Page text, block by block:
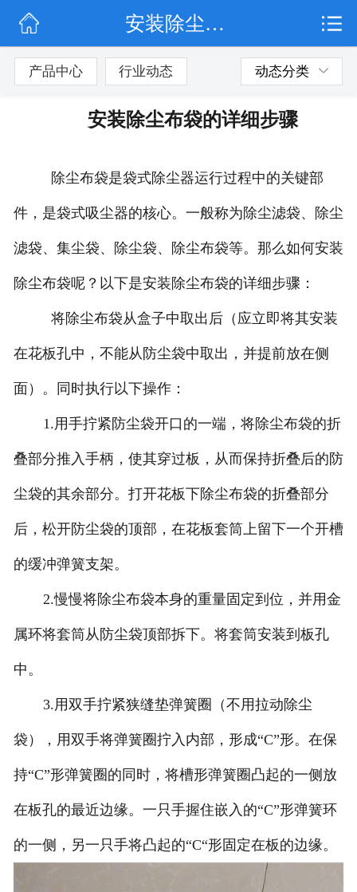
公司简介
联系我们
安装除尘布袋的详细步骤
产品中心 行业动态 动态分类
安装除尘布袋的详细步骤
除尘布袋是袋式除尘器运行过程中的关键部
件，是袋式吸尘器的核心。一般称为除尘滤袋、除尘
滤袋、集尘袋、除尘袋、除尘布袋等。那么如何安装
除尘布袋呢？以下是安装除尘布袋的详细步骤：
将除尘布袋从盒子中取出后（应立即将其安装
在花板孔中，不能从防尘袋中取出，并提前放在侧
面）。同时执行以下操作：
1.用手拧紧防尘袋开口的一端，将除尘布袋的折
叠部分推入手柄，使其穿过板，从而保持折叠后的防
尘袋的其余部分。打开花板下除尘布袋的折叠部分
后，松开防尘袋的顶部，在花板套筒上留下一个开槽
的缓冲弹簧支架。
2.慢慢将除尘布袋本身的重量固定到位，并用金
属环将套筒从防尘袋顶部拆下。将套筒安装到板孔
中。
3.用双手拧紧狭缝垫弹簧圈（不用拉动除尘
袋），用双手将弹簧圈拧入内部，形成“C”形。在保
持“C”形弹簧圈的同时，将槽形弹簧圈凸起的一侧放
在板孔的最近边缘。一只手握住嵌入的“C”形弹簧环
的一侧，另一只手将凸起的“C“形固定在板的边缘。